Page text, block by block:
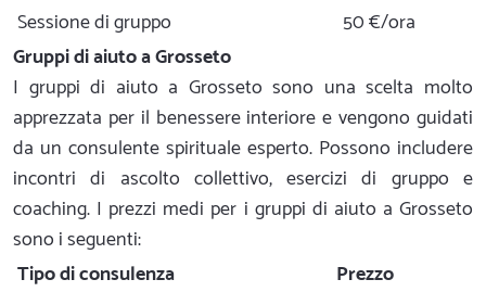
Sessione di gruppo
50 €/ora
Gruppi di aiuto a Grosseto
I gruppi di aiuto a Grosseto sono una scelta molto
apprezzata per il benessere interiore e vengono guidati
da un consulente spirituale esperto. Possono includere
incontri di ascolto collettivo, esercizi di gruppo e
coaching. I prezzi medi per i gruppi di aiuto a Grosseto
sono i seguenti:
Tipo di consulenza
Prezzo